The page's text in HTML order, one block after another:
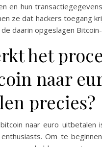
en hun
ze dat hackers toegang
daarin opgeslagen
het
naar
precies?
naar euro uitbetalen
Om te